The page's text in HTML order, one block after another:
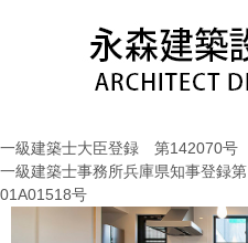
ス
キ
ッ
一級建築士大臣登録 第142070号
一級建築士事務所兵庫県知事登録第
01A01518号